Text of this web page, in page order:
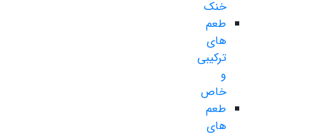
خنک
طعم
های
ترکیبی
و
خاص
طعم
های